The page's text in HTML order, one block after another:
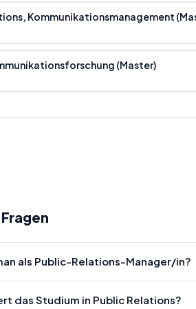
Kommunikationsmanagement
(Master)
als Public-Relations-Manager/in?
das Studium in Public Relations?